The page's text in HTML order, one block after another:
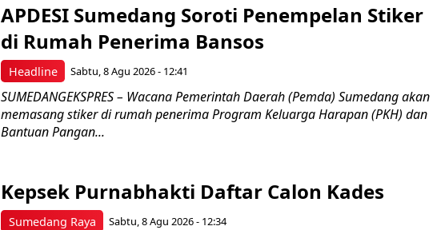
Headline
APDESI Sumedang Soroti Penempelan Stiker
di Rumah Penerima Bansos
Sabtu, 8 Agu 2026 - 12:41
SUMEDANGEKSPRES – Wacana Pemerintah Daerah (Pemda) Sumedang akan
memasang stiker di rumah penerima Program Keluarga Harapan (PKH) dan
Bantuan Pangan...
Sumedang Raya
Kepsek Purnabhakti Daftar Calon Kades
Sabtu, 8 Agu 2026 - 12:34